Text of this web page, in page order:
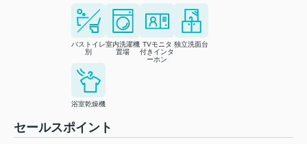
バストイレ
別
室内洗濯機
置場
TVモニタ
付きインタ
ーホン
独立洗面台
浴室乾燥機
セールスポイント